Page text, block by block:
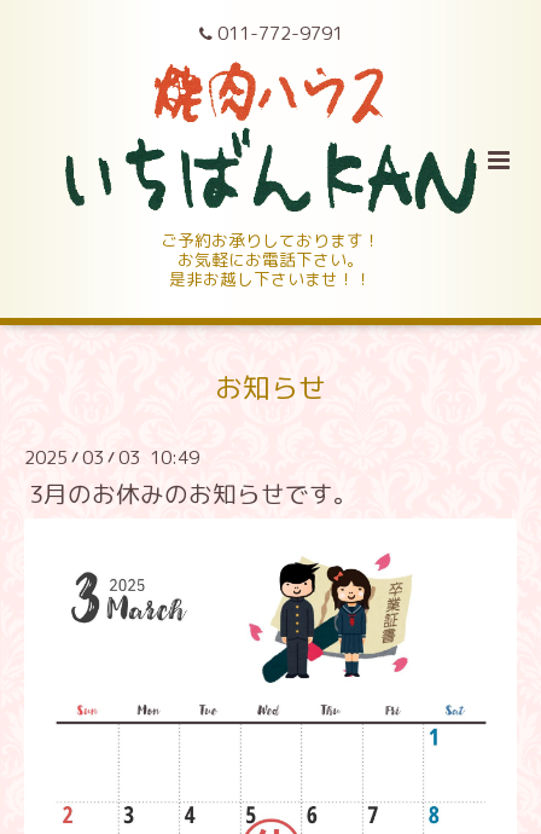
011-772-9791
ご予約お承りしております！
お気軽にお電話下さい。
是非お越し下さいませ！！
お知らせ
2025 /03 /03 10:49
3月のお休みのお知らせです。